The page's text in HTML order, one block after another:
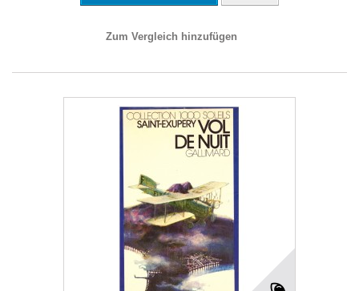
Zum Vergleich hinzufügen